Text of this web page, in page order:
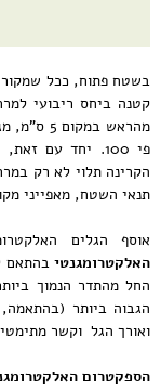
בשטח פתוח, ככל שמקור
פי 100. יחד עם
הקרינה תלוי לא רק
תנאי השטח, מאפייני
אוסף הגלים
האלקטרומגנטי בהתאם
החל מהתדר הנמוך
הגבוה ביותר
ואורך הגל וקשר
הספקטרום